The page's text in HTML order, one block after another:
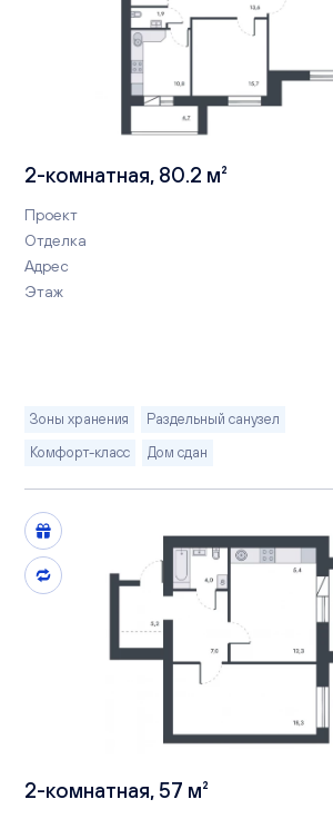
2-комнатная, 80.2 м²
Проект
Отделка
Адрес
Этаж
Зоны хранения
Раздельный санузел
Комфорт-класс
Дом сдан
2-комнатная, 57 м²